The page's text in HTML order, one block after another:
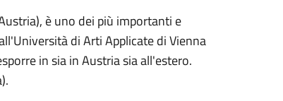
è uno dei più importanti e
di Arti Applicate di Vienna
in sia in Austria sia all'estero.